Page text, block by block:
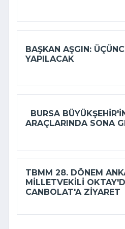
BAŞKAN AŞGIN:
YAPILACAK
BURSA
ARAÇLARINDA SONA
TBMM 28. DÖNEM
MILLETVEKILI
CANBOLAT'A ZIYARET